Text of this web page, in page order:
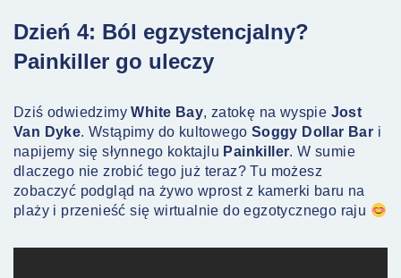
Dzień 4: Ból egzystencjalny?
Painkiller go uleczy
Dziś odwiedzimyWhite Bay, zatokę na wyspie Jost
Van Dyke. Wstąpimy do kultowego Soggy Dollar Bar i
napijemy się słynnego koktajlu Painkiller. W sumie
dlaczego nie zrobić tego już teraz? Tu możesz
zobaczyć podgląd na żywo wprost z kamerki baru na
plaży i przenieść się wirtualnie do egzotycznego raju